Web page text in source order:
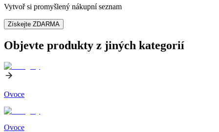
Vytvoř si promyšlený nákupní seznam
Získejte ZDARMA
Objevte produkty z jiných kategorií
Ovoce
Ovoce